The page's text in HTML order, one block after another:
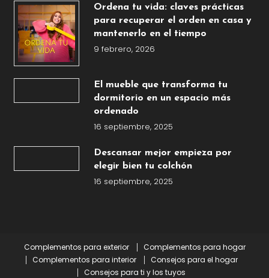
Ordena tu vida: claves prácticas
para recuperar el orden en casa y
mantenerlo en el tiempo
9 febrero, 2026
El mueble que transforma tu
dormitorio en un espacio más
ordenado
16 septiembre, 2025
Descansar mejor empieza por
elegir bien tu colchón
16 septiembre, 2025
Complementos para exterior
Complementos para hogar
Complementos para interior
Consejos para el hogar
Consejos para ti y los tuyos